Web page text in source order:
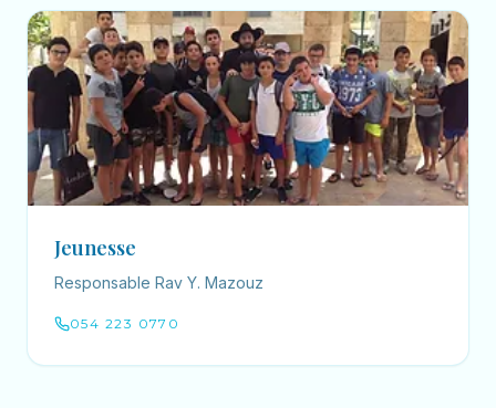
Jeunesse
Responsable Rav Y. Mazouz
054 223 0770